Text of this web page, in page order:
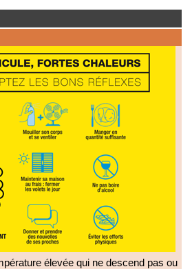
élevée qui ne descend pas ou